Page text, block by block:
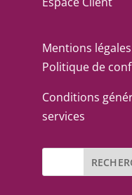
Mentions légales
Politique de
Conditions
services